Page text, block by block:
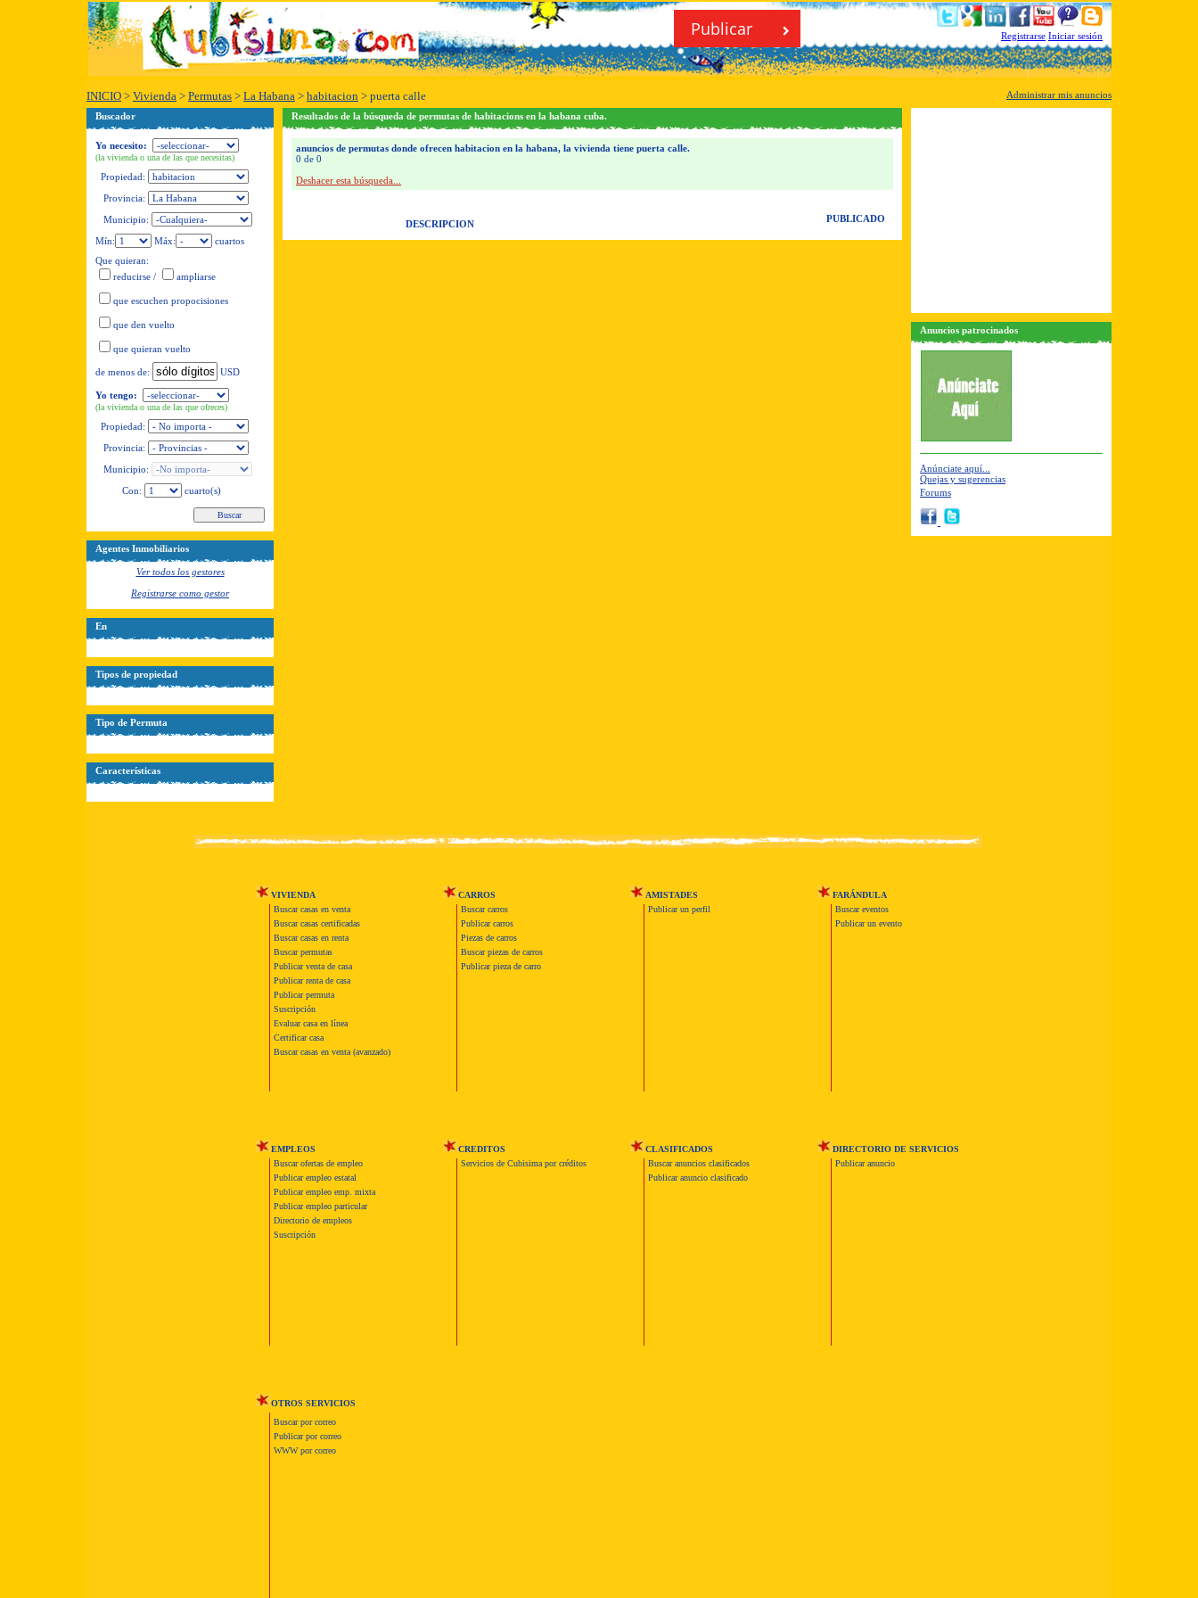
Publicar Registrarse Iniciar sesión
INICIO > Vivienda > Permutas > La Habana > habitacion > puerta calle
Administrar mis anuncios
Buscador
Yo necesito:
(la vivienda o una de las que necesitas)
Propiedad:
Provincia:
Municipio:
Mín:
Máx:
cuartos
Que quieran:
reducirse / ampliarse
que escuchen propocisiones
que den vuelto
que quieran vuelto
de menos de: USD
Yo tengo:
(la vivienda o una de las que ofreces)
Propiedad:
Provincia:
Municipio:
Con:
cuarto(s)
Agentes Inmobiliarios
Ver todos los gestores
Registrarse como gestor
En
Tipos de propiedad
Tipo de Permuta
Características
Resultados de la búsqueda de permutas de habitacions en la habana cuba.
anuncios de permutas donde ofrecen habitacion en la habana, la vivienda tiene puerta calle.
0 de 0
Deshacer esta búsqueda...
DESCRIPCION PUBLICADO
Anuncios patrocinados
Anúnciate aquí...
Quejas y sugerencias
Forums
VIVIENDA
Buscar casas en venta
Buscar casas certificadas
Buscar casas en renta
Buscar permutas
Publicar venta de casa
Publicar renta de casa
Publicar permuta
Suscripción
Evaluar casa en línea
Certificar casa
Buscar casas en venta (avanzado)
CARROS
Buscar carros
Publicar carros
Piezas de carros
Buscar piezas de carros
Publicar pieza de carro
AMISTADES
Publicar un perfil
FARÁNDULA
Buscar eventos
Publicar un evento
EMPLEOS
Buscar ofertas de empleo
Publicar empleo estatal
Publicar empleo emp. mixta
Publicar empleo particular
Directorio de empleos
Suscripción
CREDITOS
Servicios de Cubisima por créditos
CLASIFICADOS
Buscar anuncios clasificados
Publicar anuncio clasificado
DIRECTORIO DE SERVICIOS
Publicar anuncio
OTROS SERVICIOS
Buscar por correo
Publicar por correo
WWW por correo